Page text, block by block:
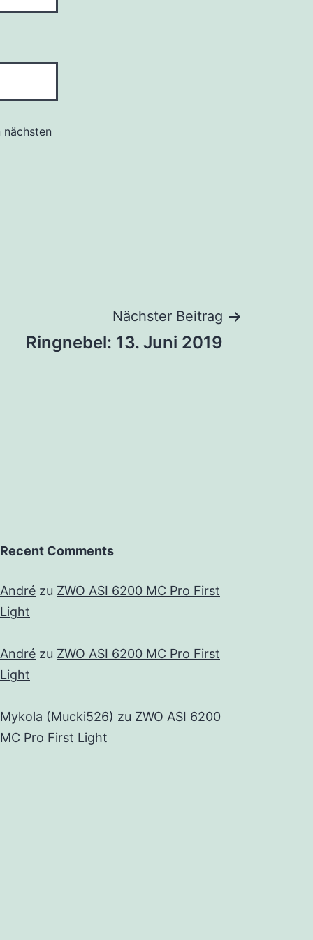
Nächster Beitrag
Ringnebel: 13. Juni 2019
Recent Comments
André zu ZWO ASI 6200 MC Pro First
Light
André zu ZWO ASI 6200 MC Pro First
Light
Mykola (Mucki526) zu ZWO ASI 6200
MC Pro First Light